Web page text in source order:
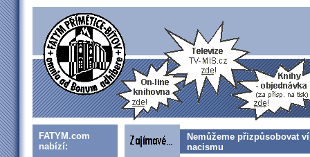
FATYM.com
nabízí:
Nemůžeme přizpůsobovat
nacismu